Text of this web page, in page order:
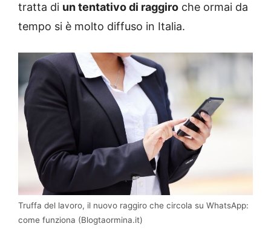
tratta di un tentativo di raggiro che ormai da
tempo si è molto diffuso in Italia.
Truffa del lavoro, il nuovo raggiro che circola su WhatsApp:
come funziona (Blogtaormina.it)